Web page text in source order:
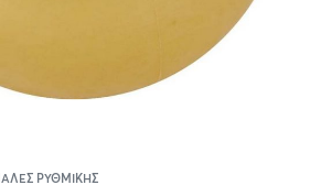
ΡΥΘΜΙΚΉΣ